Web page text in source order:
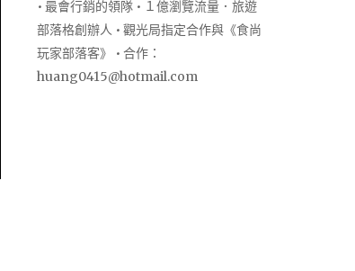
• 最會行銷的領隊 • １億瀏覽流量．旅遊
部落格創辦人 • 觀光局指定合作與《食尚
玩家部落客》 • 合作：
huang0415@hotmail.com